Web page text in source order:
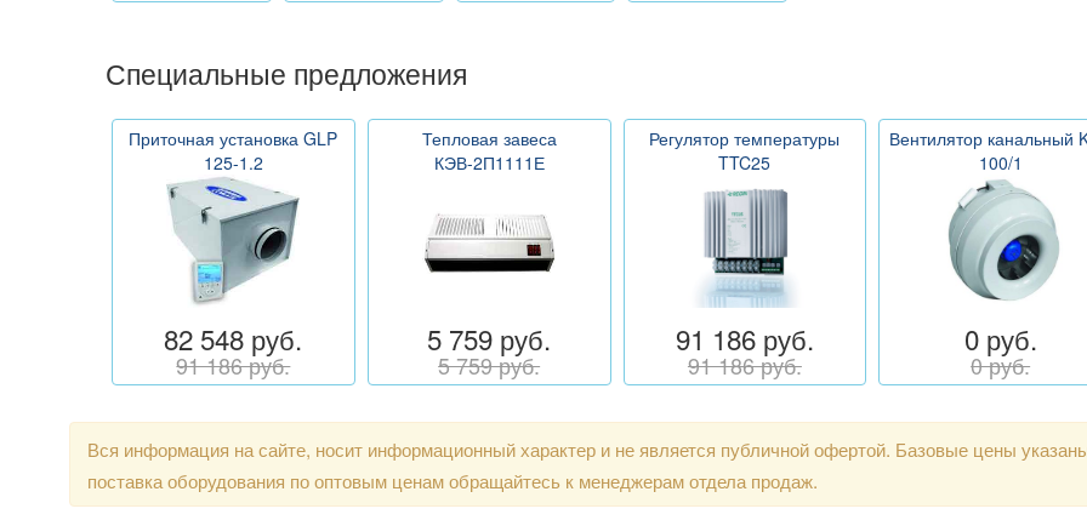
Специальные предложения
Приточная установка GLP
125-1.2
82 548 руб.
91 186 руб.
Тепловая завеса
КЭВ-2П1111Е
5 759 руб.
5 759 руб.
Регулятор температуры
TTC25
91 186 руб.
91 186 руб.
Вентилятор канальный
100/1
0 руб.
0 руб.
Вся информация на сайте, носит информационный характер и не является публичной офертой. Базовые цены
поставка оборудования по оптовым ценам обращайтесь к менеджерам отдела продаж.